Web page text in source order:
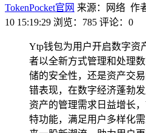
TokenPocket官网 来源：网络 作
10 15:19:29 浏览：785 评论：0
Ytp钱包为用户开启数字资
者以全新方式管理和处理
储的安全性，还是资产交
错表现，在数字经济蓬勃
资产的管理需求日益增长
特功能，满足用户多样化